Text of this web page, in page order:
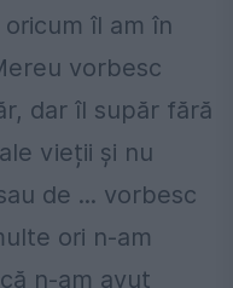
îl am în
vorbesc
dar îl supăr fără
vieții și nu
de ... vorbesc
ori n-am
n-am avut